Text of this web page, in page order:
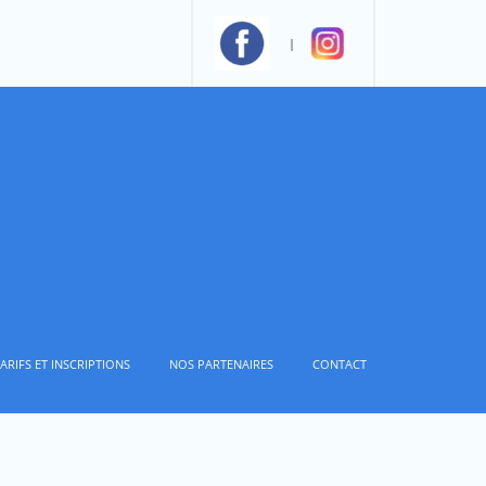
Facebook
ET INSCRIPTIONS NOS PARTENAIRES CONTACT